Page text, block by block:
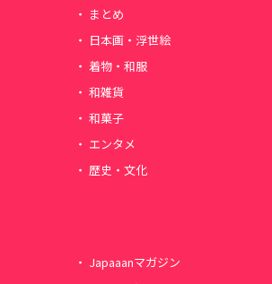
まとめ
日本画・浮世絵
着物・和服
和雑貨
和菓子
エンタメ
歴史・文化
Japaaanマガジン